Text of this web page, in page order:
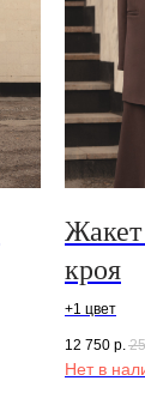
Жакет
кроя
+1 цвет
12 750 р.
Нет в